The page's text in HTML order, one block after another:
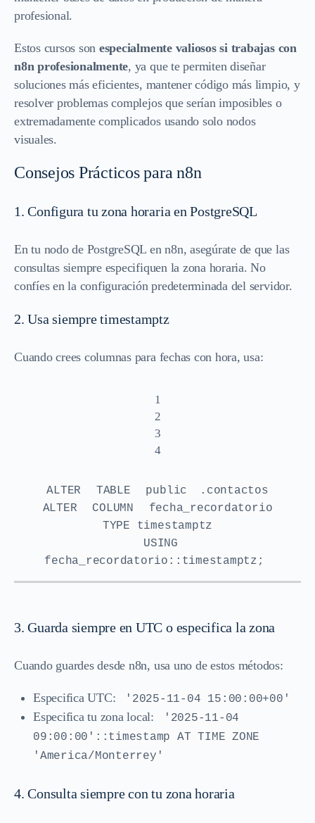
profesional.
Estos cursos son especialmente valiosos si trabajas con
n8n profesionalmente, ya que te permiten diseñar
soluciones más eficientes, mantener código más limpio, y
resolver problemas complejos que serían imposibles o
extremadamente complicados usando solo nodos
visuales.
Consejos Prácticos para n8n
1. Configura tu zona horaria en PostgreSQL
En tu nodo de PostgreSQL en n8n, asegúrate de que las
consultas siempre especifiquen la zona horaria. No
confíes en la configuración predeterminada del servidor.
2. Usa siempre timestamptz
Cuando crees columnas para fechas con hora, usa:
1
2
3
4
ALTER TABLE public
.contactos
ALTER
COLUMN
fecha_recordatorio
TYPE timestamptz
USING
fecha_recordatorio::timestamptz;
3. Guarda siempre en UTC o especifica la zona
Cuando guardes desde n8n, usa uno de estos métodos:
Especifica UTC: '2025-11-04 15:00:00+00'
Especifica tu zona local:
'2025-11-04
09:00:00'::timestamp AT TIME ZONE
'America/Monterrey'
4. Consulta siempre con tu zona horaria